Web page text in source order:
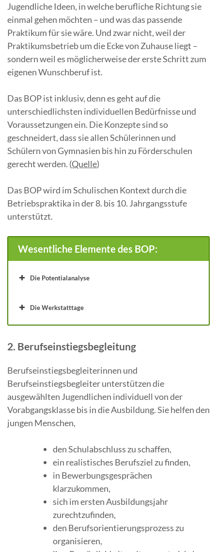
Jugendliche Ideen, in welche berufliche Richtung sie
einmal gehen möchten – und was das passende
Praktikum für sie wäre. Und zwar nicht, weil der
Praktikumsbetrieb um die Ecke von Zuhause liegt –
sondern weil es möglicherweise der erste Schritt zum
eigenen Wunschberuf ist.
Das BOP ist inklusiv, denn es geht auf die
unterschiedlichsten individuellen Bedürfnisse und
Voraussetzungen ein. Die Konzepte sind so
geschneidert, dass sie allen Schülerinnen und
Schülern von Gymnasien bis hin zu Förderschulen
gerecht werden. (Quelle)
Das BOP wird im Schulischen Kontext durch die
Betriebspraktika in der 8. bis 10. Jahrgangsstufe
unterstützt.
Wesentliche Elemente des BOP:
Die Potentialanalyse
Die Werkstatttage
2. Berufseinstiegsbegleitung
Berufseinstiegsbegleiterinnen und
Berufseinstiegsbegleiter unterstützen die
ausgewählten Jugendlichen individuell von der
Vorabgangsklasse bis in die Ausbildung. Sie helfen den
jungen Menschen,
den Schulabschluss zu schaffen,
ein realistisches Berufsziel zu finden,
in Bewerbungsgesprächen
klarzukommen,
sich im ersten Ausbildungsjahr
zurechtzufinden,
den Berufsorientierungsprozess zu
organisieren,